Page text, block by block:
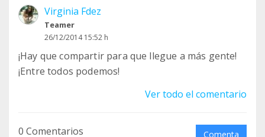
Virginia Fdez
Teamer
26/12/2014 15:52 h
¡Hay que compartir para que llegue a más gente!
¡Entre todos podemos!
Ver todo el comentario
0 Comentarios Comenta